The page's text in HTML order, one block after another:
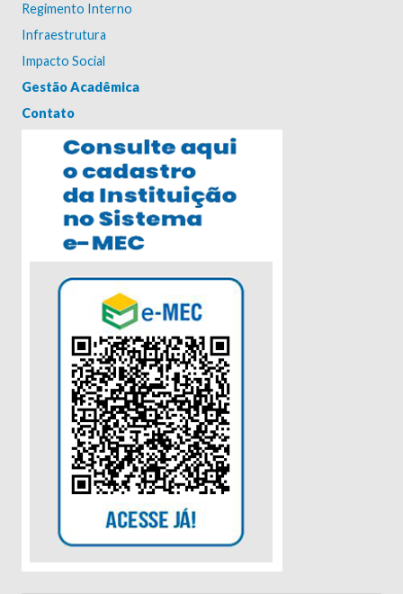
Regimento Interno
Infraestrutura
Impacto Social
Gestão Acadêmica
Contato